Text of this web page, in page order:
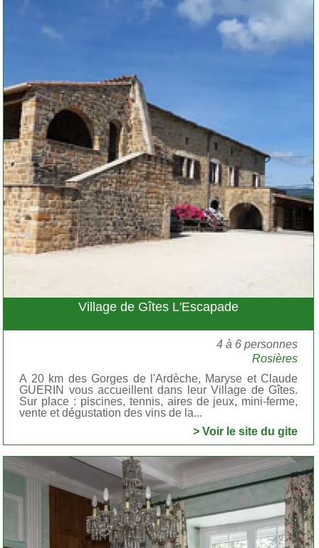
Village de Gîtes L'Escapade
4 à 6 personnes
Rosières
A 20 km des Gorges de l'Ardèche, Maryse et Claude
GUERIN vous accueillent dans leur Village de Gîtes.
Sur place : piscines, tennis, aires de jeux, mini-ferme,
vente et dégustation des vins de la...
> Voir le site du gite